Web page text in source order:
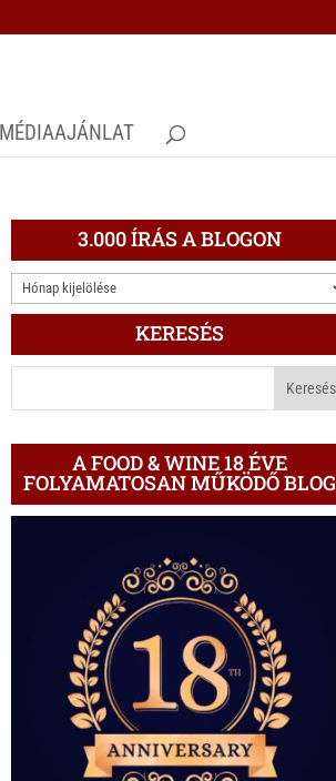
MÉDIAAJÁNLAT
3.000 ÍRÁS A BLOGON
3.000
ÍRÁS
BLOGON
KERESÉS
A FOOD & WINE 18 ÉVE
FOLYAMATOSAN MŰKÖDŐ BLOG